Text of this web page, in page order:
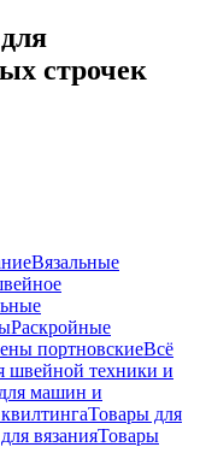
строчек
Вязальные
Раскройные
портновскиеВсё
швейной техники и
машин и
Товары для
вязанияТовары